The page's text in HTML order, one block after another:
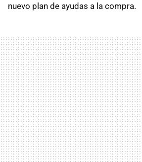
nuevo plan de ayudas a la compra.